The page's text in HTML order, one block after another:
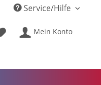
Service/Hilfe
Mein Konto